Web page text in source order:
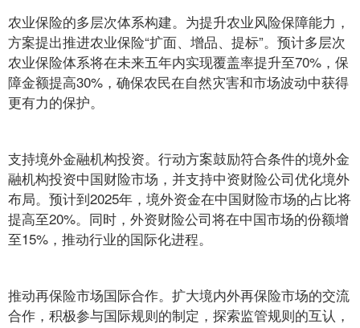
农业保险的多层次体系构建。为提升农业风险保障能力，
方案提出推进农业保险“扩面、增品、提标”。预计多层次
农业保险体系将在未来五年内实现覆盖率提升至70%，保
障金额提高30%，确保农民在自然灾害和市场波动中获得
更有力的保护。
支持境外金融机构投资。行动方案鼓励符合条件的境外金
融机构投资中国财险市场，并支持中资财险公司优化境外
布局。预计到2025年，境外资金在中国财险市场的占比将
提高至20%。同时，外资财险公司将在中国市场的份额增
至15%，推动行业的国际化进程。
推动再保险市场国际合作。扩大境内外再保险市场的交流
合作，积极参与国际规则的制定，探索监管规则的互认，